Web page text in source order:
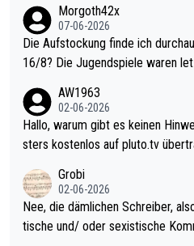
Morgoth42x
07-06-2026
Die Aufstockung finde ich
16/8? Die Jugendspiele waren letztes Jahr durchaus sehr kurz
Allerdings ist Mitchell Lawrie als Nummer 1 der Welt eh qualifi
ziert. Somit ändert die
sters erstmal nichts. Ich denke sie wollen damit für nächstes J
ohl wenig WDF Turniere spielen.
es Jahr der Fall. Er musste als
den Qualifier und ich glaube
gas) antun würde, wenn er doch
AW1963
02-06-2026
Hallo, warum gibt es keinen Hinweis, dass die Nordic Darts Ma
sters kostenlos auf pluto.tv
Grobi
02-06-2026
Nee, die dämlichen Schreiber,
tische und/ oder sexistische